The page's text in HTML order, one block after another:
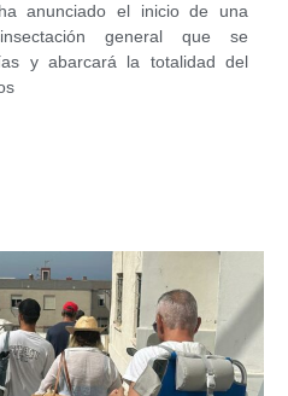
anunciado el inicio de una
general que se
y abarcará la totalidad del